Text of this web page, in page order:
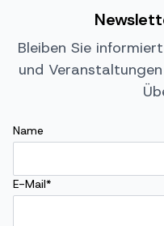
Bleiben Sie
und
Name
E-Mail*